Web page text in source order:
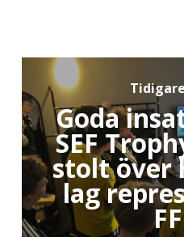
Goda
SEF
stolt över
lag